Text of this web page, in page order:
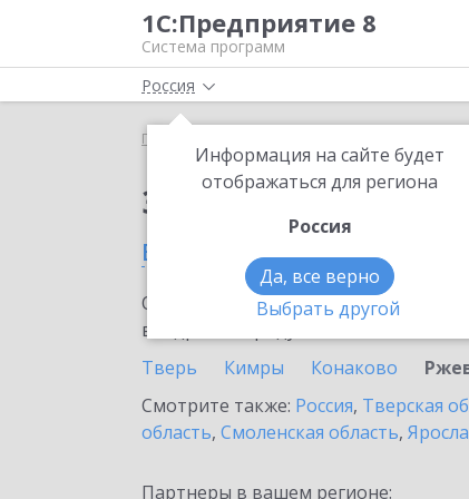
1С:Предприятие 8
Система программ
Россия
Информация на сайте будет
отображаться для региона
Россия
Да, все верно
Выбрать другой
Главная 1С-
Заказать 1С-Товары
во Ржеве
Ознакомьтесь с информационными
внедрение продукта.
Тверь
Кимры Конаково
Смотрите также: Россия, Тверская
область, Смоленская область,
Партнеры в вашем регионе: